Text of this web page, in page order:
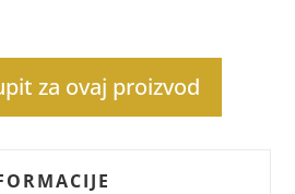
za ovaj proizvod